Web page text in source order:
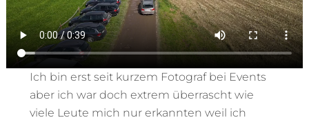
Ich bin erst seit kurzem Fotograf bei Events
aber ich war doch extrem überrascht wie
viele Leute mich nur erkannten weil ich